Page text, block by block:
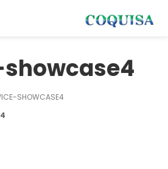
SHOWCASE4